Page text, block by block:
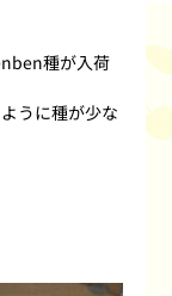
種が入荷
うに種が少な